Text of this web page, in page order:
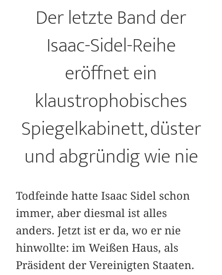
Der letzte Band der
Isaac-Sidel-Reihe
eröffnet ein
klaustrophobisches
Spiegelkabinett, düster
und abgründig wie nie
Todfeinde hatte Isaac Sidel schon
immer, aber diesmal ist alles
anders. Jetzt ist er da, wo er nie
hinwollte: im Weißen Haus, als
Präsident der Vereinigten Staaten.